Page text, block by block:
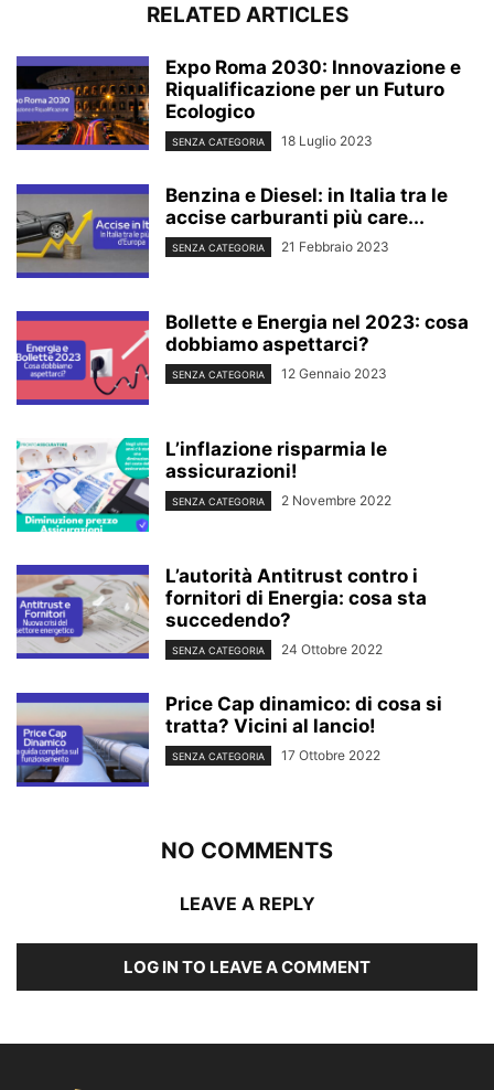
RELATED ARTICLES
Expo Roma 2030: Innovazione e
Riqualificazione per un Futuro
Ecologico
SENZA CATEGORIA 18 Luglio 2023
Benzina e Diesel: in Italia tra le
accise carburanti più care...
SENZA CATEGORIA 21 Febbraio 2023
Bollette e Energia nel 2023: cosa
dobbiamo aspettarci?
SENZA CATEGORIA 12 Gennaio 2023
L’inflazione risparmia le
assicurazioni!
SENZA CATEGORIA 2 Novembre 2022
L’autorità Antitrust contro i
fornitori di Energia: cosa sta
succedendo?
SENZA CATEGORIA 24 Ottobre 2022
Price Cap dinamico: di cosa si
tratta? Vicini al lancio!
SENZA CATEGORIA 17 Ottobre 2022
NO COMMENTS
LEAVE A REPLY
LOG IN TO LEAVE A COMMENT